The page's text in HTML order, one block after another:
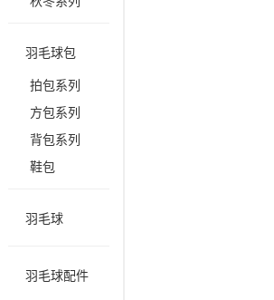
羽毛球包
拍包系列
方包系列
背包系列
鞋包
羽毛球
羽毛球配件